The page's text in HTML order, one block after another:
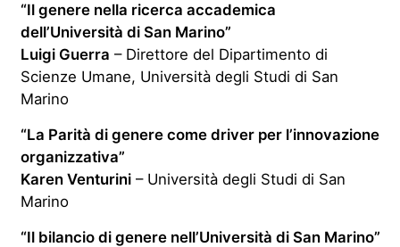
“Il genere nella ricerca accademica
dell’Università di San Marino”
Luigi Guerra – Direttore del Dipartimento di
Scienze Umane, Università degli Studi di San
Marino
“La Parità di genere come driver per l’innovazione
organizzativa”
Karen Venturini– Università degli Studi di San
Marino
“Il bilancio di genere nell’Università di San Marino”